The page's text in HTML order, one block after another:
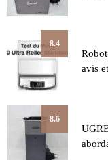
8.4
avis
8.6